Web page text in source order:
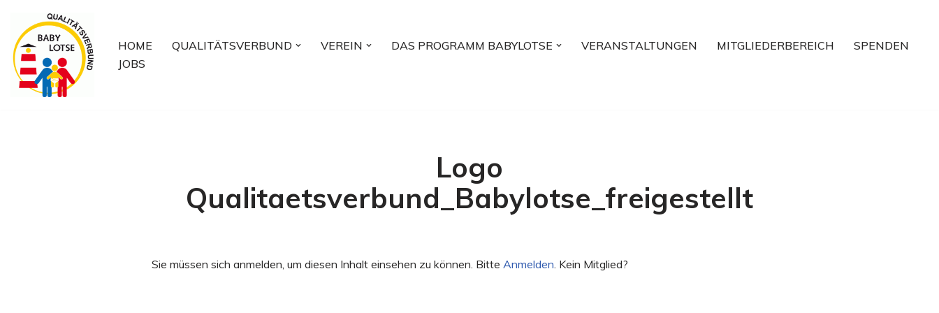
Zum
Inhalt
springen
HOME QUALITÄTSVERBUND VEREIN DAS PROGRAMM BABYLOTSE VERANSTALTUNGEN MITGLIEDERBEREICH
SPENDEN
JOBS
Logo
Qualitaetsverbund_Babylotse_freigestellt
Sie müssen sich anmelden, um diesen Inhalt einsehen zu können. Bitte Anmelden . Kein Mitglied?